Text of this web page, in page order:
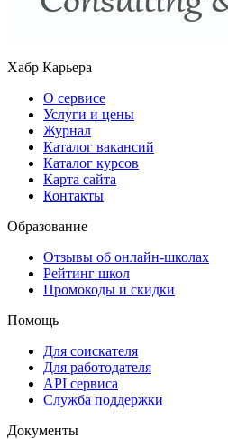
Хабр Карьера
О сервисе
Услуги и цены
Журнал
Каталог вакансий
Каталог курсов
Карта сайта
Контакты
Образование
Отзывы об онлайн-школах
Рейтинг школ
Промокоды и скидки
Помощь
Для соискателя
Для работодателя
API сервиса
Служба поддержки
Документы